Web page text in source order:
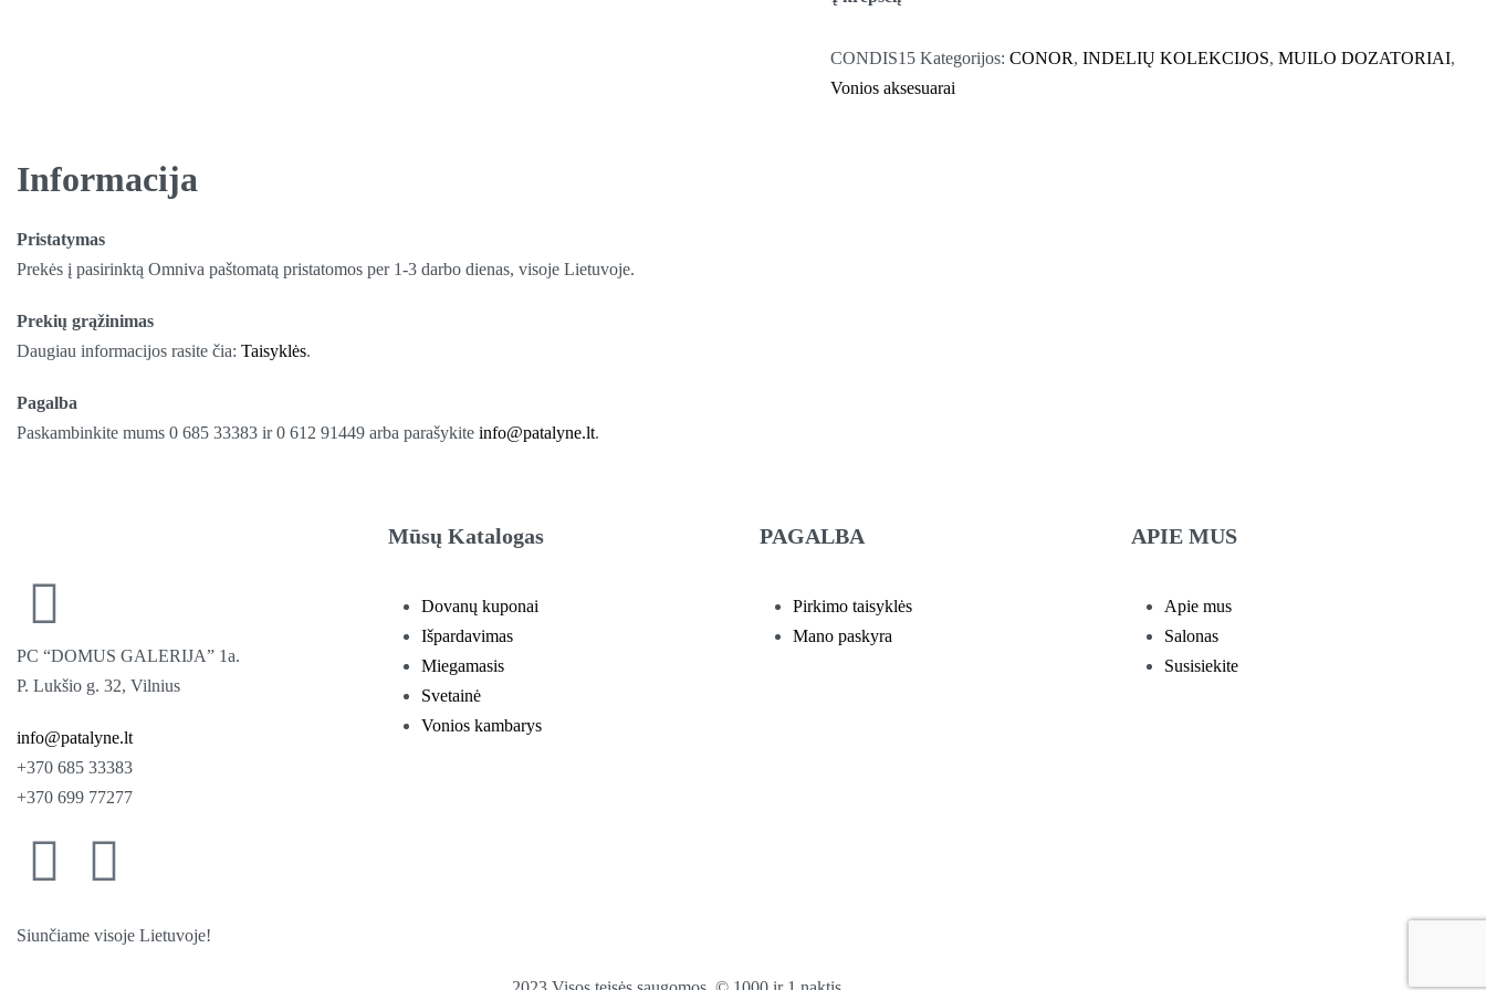
CONDIS15 Kategorijos: CONOR, INDELIŲ KOLEKCIJOS, MUILO DOZATORIAI,
Vonios aksesuarai
Informacija
Pristatymas
Prekės į pasirinktą Omniva paštomatą pristatomos per 1-3 darbo dienas, visoje Lietuvoje.
Prekių grąžinimas
Daugiau informacijos rasite čia: Taisyklės.
Pagalba
Paskambinkite mums 0 685 33383 ir 0 612 91449 arba parašykite info@patalyne.lt.
PC “DOMUS GALERIJA” 1a.
P. Lukšio g. 32, Vilnius
info@patalyne.lt
+370 685 33383
+370 699 77277
Siunčiame visoje Lietuvoje!
Mūsų Katalogas
Dovanų kuponai
Išpardavimas
Miegamasis
Svetainė
Vonios kambarys
PAGALBA
Pirkimo taisyklės
Mano paskyra
APIE MUS
Apie mus
Salonas
Susisiekite